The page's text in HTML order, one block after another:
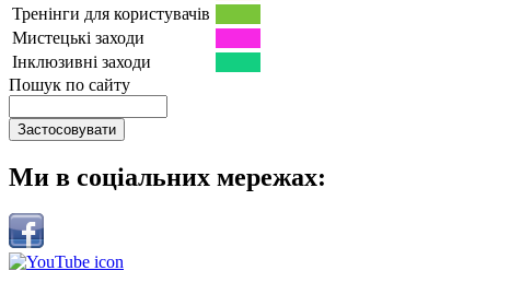
Тренінги для користувачів
Мистецькі заходи
Інклюзивні заходи
Пошук по сайту
Ми в соціальних мережах: